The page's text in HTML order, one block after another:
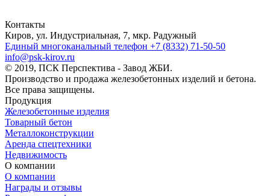
Контакты
Киров, ул. Индустриальная, 7, мкр. Радужный
Единый многоканальный телефон +7 (8332) 71-50-50
info@psk-kirov.ru
© 2019, ПСК Перспектива - Завод ЖБИ.
Производство и продажа железобетонных изделий и бетона.
Все права защищены.
Продукция
Железобетонные изделия
Товарный бетон
Металлоконструкции
Аренда спецтехники
Недвижимость
О компании
О компании
Награды и отзывы